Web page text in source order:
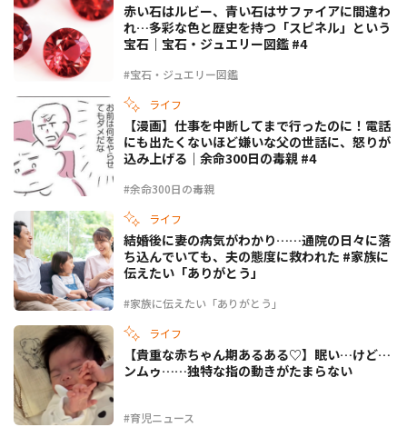
#宝石・ジュエリー図鑑
赤い石はルビー、青い石はサファイアに間違わ
れ…多彩な色と歴史を持つ「スピネル」という
宝石｜宝石・ジュエリー図鑑 #4
ライフ
#余命300日の毒親
【漫画】仕事を中断してまで行ったのに！電話
にも出たくないほど嫌いな父の世話に、怒りが
込み上げる｜余命300日の毒親 #4
ライフ
#家族に伝えたい「ありがとう」
結婚後に妻の病気がわかり……通院の日々に落
ち込んでいても、夫の態度に救われた #家族に
伝えたい「ありがとう」
ライフ
#育児ニュース
【貴重な赤ちゃん期あるある♡】眠い…けど…
ンムゥ……独特な指の動きがたまらない